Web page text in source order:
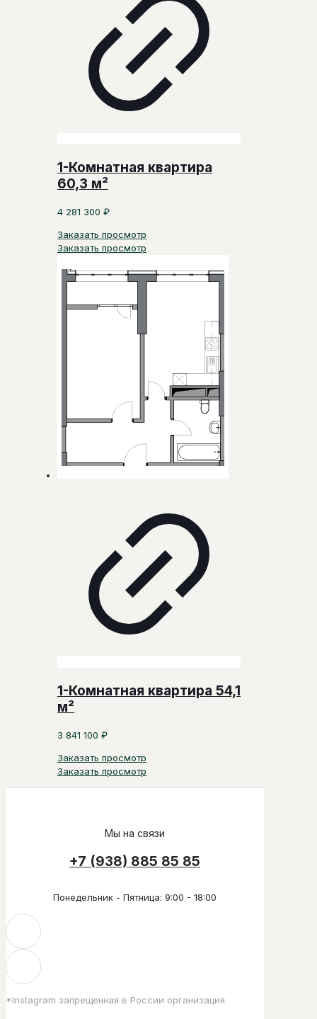
1-Комнатная квартира
60,3 м²
4 281 300 ₽
Заказать просмотр
Заказать просмотр
1-Комнатная квартира 54,1
м²
3 841 100 ₽
Заказать просмотр
Заказать просмотр
Мы на связи
+7 (938) 885 85 85
Понедельник - Пятница: 9:00 - 18:00
*Instagram запрещенная в России организация